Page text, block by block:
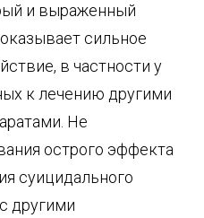
и выраженный
сильное
в частности у
к лечению другими
Не
острого эффекта
суицидального
другими